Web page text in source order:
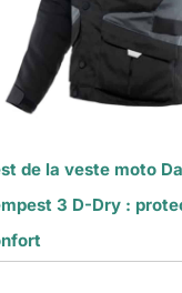
de la veste moto
3 D-Dry :